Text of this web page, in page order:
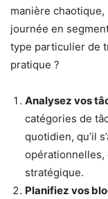
manière
journée en
type particulier de
pratique ?
Analysez vos
catégories de
quotidien, qu’il
opérationnelles,
stratégique.
Planifiez vos